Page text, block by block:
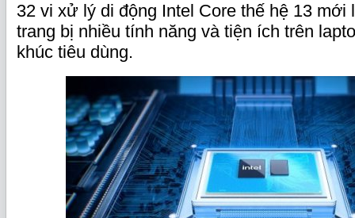
32 vi xử lý di động Intel Core thế hệ 13 mới
trang bị nhiều tính năng và tiện ích trên
khúc tiêu dùng.